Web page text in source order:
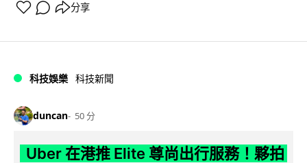
分享
科技娛樂 科技新聞
duncan 50 分
Uber 在港推 Elite 尊尚出行服務！夥拍